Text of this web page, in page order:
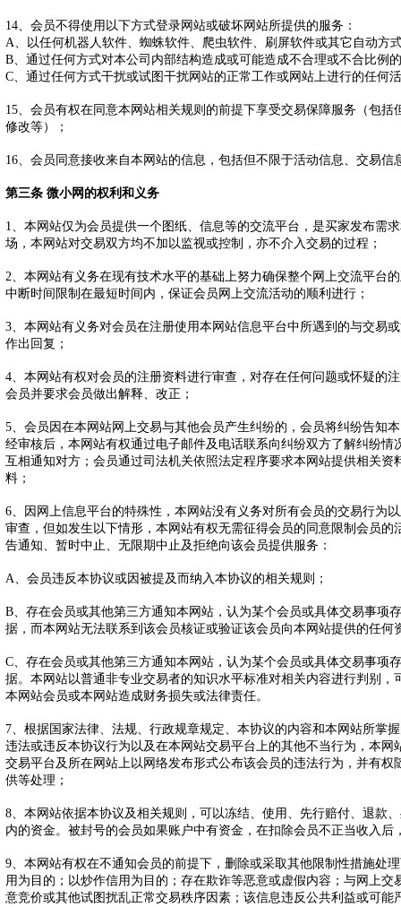
14、会员不得使用以下方式登录网站或破坏网站所提供的服务：
A、以任何机器人软件、蜘蛛软件、爬虫软件、刷屏软件或其它自动方
B、通过任何方式对本公司内部结构造成或可能造成不合理或不合比例
C、通过任何方式干扰或试图干扰网站的正常工作或网站上进行的任何
15、会员有权在同意本网站相关规则的前提下享受交易保障服务（包
修改等）；
16、会员同意接收来自本网站的信息，包括但不限于活动信息、交易信
第三条 微小网的权利和义务
1、本网站仅为会员提供一个图纸、信息等的交流平台，是买家发布需
场，本网站对交易双方均不加以监视或控制，亦不介入交易的过程；
2、本网站有义务在现有技术水平的基础上努力确保整个网上交流平台
中断时间限制在最短时间内，保证会员网上交流活动的顺利进行；
3、本网站有义务对会员在注册使用本网站信息平台中所遇到的与交易
作出回复；
4、本网站有权对会员的注册资料进行审查，对存在任何问题或怀疑的
会员并要求会员做出解释、改正；
5、会员因在本网站网上交易与其他会员产生纠纷的，会员将纠纷告知
经审核后，本网站有权通过电子邮件及电话联系向纠纷双方了解纠纷情
互相通知对方；会员通过司法机关依照法定程序要求本网站提供相关资
料；
6、因网上信息平台的特殊性，本网站没有义务对所有会员的交易行为
审查，但如发生以下情形，本网站有权无需征得会员的同意限制会员的
告通知、暂时中止、无限期中止及拒绝向该会员提供服务：
A、会员违反本协议或因被提及而纳入本协议的相关规则；
B、存在会员或其他第三方通知本网站，认为某个会员或具体交易事项
据，而本网站无法联系到该会员核证或验证该会员向本网站提供的任何
C、存在会员或其他第三方通知本网站，认为某个会员或具体交易事项
据。本网站以普通非专业交易者的知识水平标准对相关内容进行判别，
本网站会员或本网站造成财务损失或法律责任。
7、根据国家法律、法规、行政规章规定、本协议的内容和本网站所掌
违法或违反本协议行为以及在本网站交易平台上的其他不当行为，本网
交易平台及所在网站上以网络发布形式公布该会员的违法行为，并有权
供等处理；
8、本网站依据本协议及相关规则，可以冻结、使用、先行赔付、退款
内的资金。被封号的会员如果账户中有资金，在扣除会员不正当收入后
9、本网站有权在不通知会员的前提下，删除或采取其他限制性措施处
用为目的；以炒作信用为目的；存在欺诈等恶意或虚假内容；与网上交
意竞价或其他试图扰乱正常交易秩序因素；该信息违反公共利益或可能